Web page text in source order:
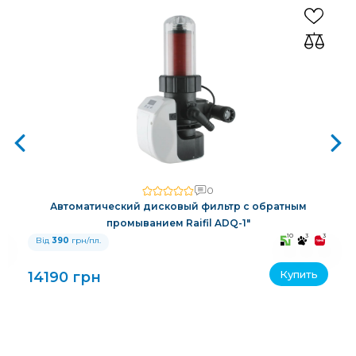
0
Автоматический дисковый фильтр с обратным
промыванием Raifil ADQ-1"
Від 390 грн/пл. 10 3 3
14190 грн Купить